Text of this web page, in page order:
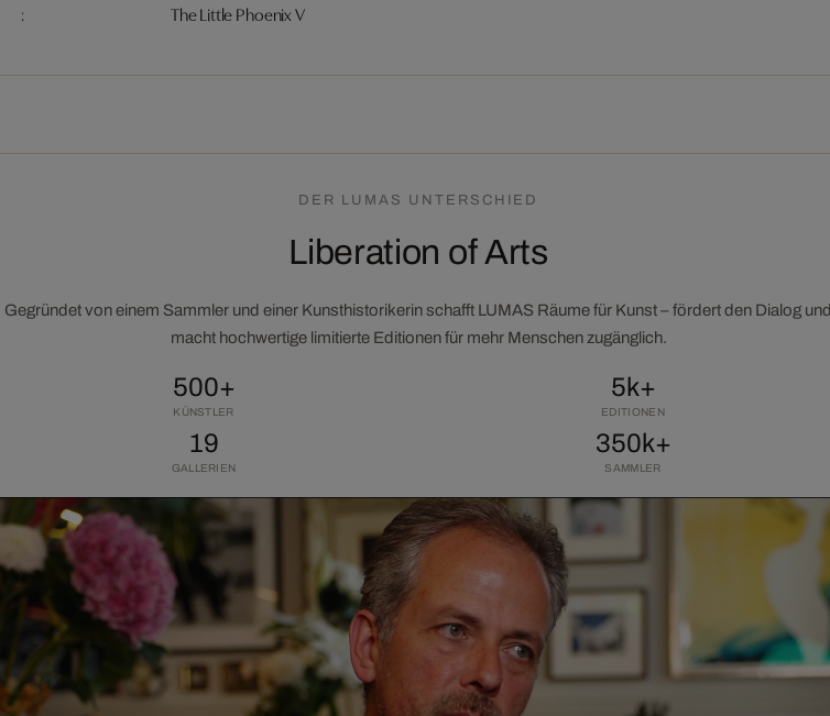
The Little Phoenix V
DER LUMAS UNTERSCHIED
Liberation of Arts
Gegründet von einem Sammler und einer Kunsthistorikerin schafft LUMAS Räume für Kunst – fördert den Dialog und
macht hochwertige limitierte Editionen für mehr Menschen zugänglich.
500+
KÜNSTLER
5k+
EDITIONEN
19
GALLERIEN
350k+
SAMMLER